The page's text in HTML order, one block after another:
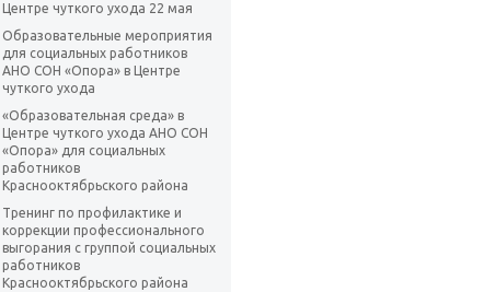
Центре чуткого ухода 22 мая
Образовательные мероприятия
для социальных работников
АНО СОН «Опора» в Центре
чуткого ухода
«Образовательная среда» в
Центре чуткого ухода АНО СОН
«Опора» для социальных
работников
Краснооктябрьского района
Тренинг по профилактике и
коррекции профессионального
выгорания с группой социальных
работников
Краснооктябрьского района